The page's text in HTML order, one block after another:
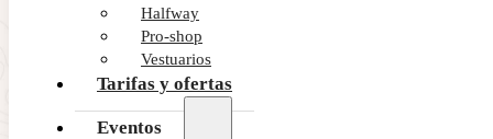
Halfway
Pro-shop
Vestuarios
Tarifas y ofertas
Eventos